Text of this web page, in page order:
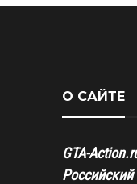
О САЙТЕ
GTA-
Российский